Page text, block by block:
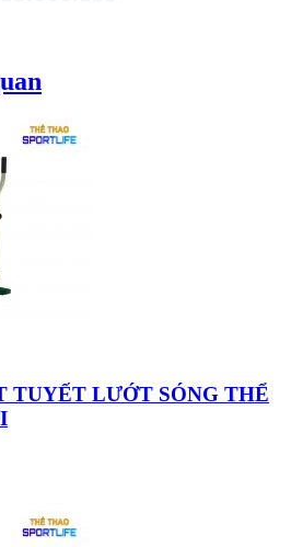
TUYẾT LƯỚT SÓNG THỂ